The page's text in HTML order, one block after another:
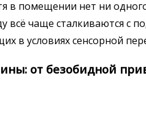
в помещении нет ни
всё чаще сталкиваются с
в условиях сенсорной
от безобидной